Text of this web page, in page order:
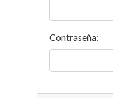
Contraseña: